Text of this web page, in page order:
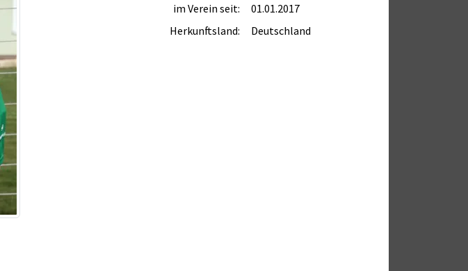
im Verein seit:
01.01.2017
Herkunftsland:
Deutschland